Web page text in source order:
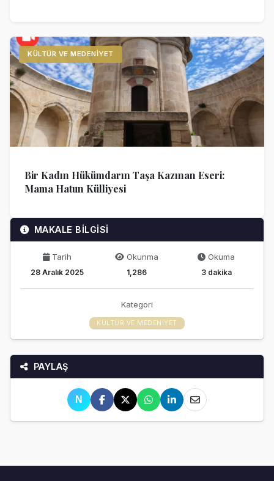
KÜLTÜR VE MEDENIYET
Bir Kadın Hükümdarın Taşa Kazınan Eseri:
Mama Hatun Külliyesi
MAKALE BİLGİSİ
Tarih
28 Aralık 2025
Okunma
1,286
Okuma
3 dakika
Kategori
KÜLTÜR VE MEDENIYET
PAYLAŞ
N